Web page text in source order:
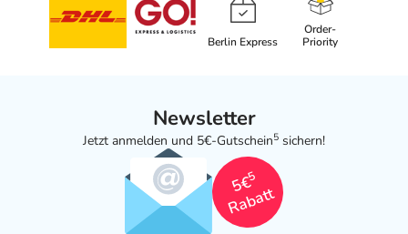
Berlin Express
Order-
Priority
Newsletter
Jetzt anmelden und 5€-Gutschein5 sichern!
5€
5
Rabatt